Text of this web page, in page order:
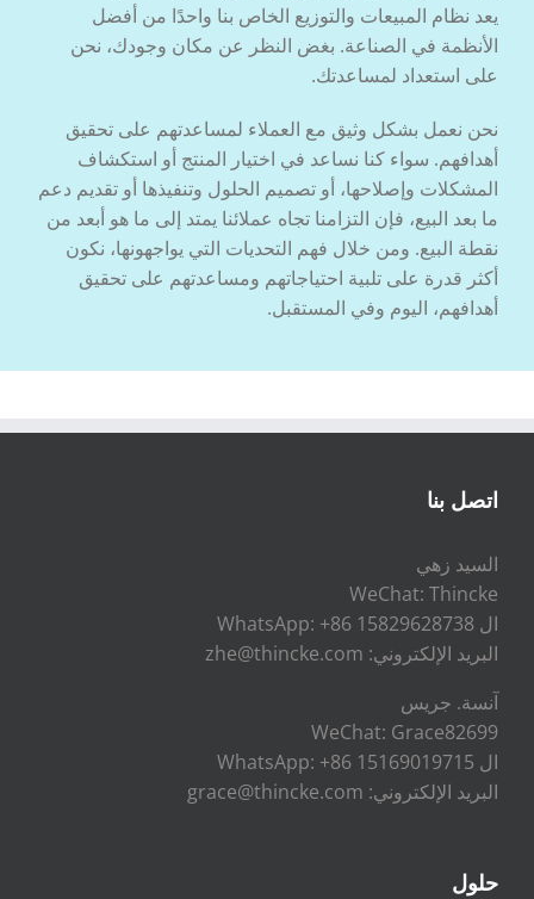
يعد نظام المبيعات والتوزيع الخاص بنا واحدًا من أفضل
الأنظمة في الصناعة. بغض النظر عن مكان وجودك، نحن
على استعداد لمساعدتك.
نحن نعمل بشكل وثيق مع العملاء لمساعدتهم على تحقيق
أهدافهم. سواء كنا نساعد في اختيار المنتج أو استكشاف
المشكلات وإصلاحها، أو تصميم الحلول وتنفيذها أو تقديم دعم
ما بعد البيع، فإن التزامنا تجاه عملائنا يمتد إلى ما هو أبعد من
نقطة البيع. ومن خلال فهم التحديات التي يواجهونها، نكون
أكثر قدرة على تلبية احتياجاتهم ومساعدتهم على تحقيق
أهدافهم، اليوم وفي المستقبل.
اتصل بنا
السيد زهي
WeChat: Thincke
ال WhatsApp: +86 15829628738
البريد الإلكتروني: zhe@thincke.com
آنسة. جريس
WeChat: Grace82699
ال WhatsApp: +86 15169019715
البريد الإلكتروني: grace@thincke.com
حلول